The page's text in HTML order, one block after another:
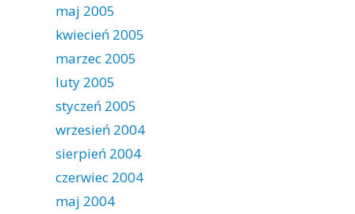
maj 2005
kwiecień 2005
marzec 2005
luty 2005
styczeń 2005
wrzesień 2004
sierpień 2004
czerwiec 2004
maj 2004